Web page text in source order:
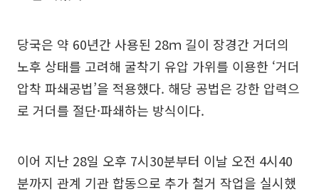
당국은 약 60년간 사용된 28ｍ 길이 장경간 거더의
노후 상태를 고려해 굴착기 유압 가위를 이용한 ‘거더
압착 파쇄공법’을 적용했다. 해당 공법은 강한 압력으
로 거더를 절단·파쇄하는 방식이다.
이어 지난 28일 오후 7시30분부터 이날 오전 4시40
분까지 관계 기관 합동으로 추가 철거 작업을 실시했